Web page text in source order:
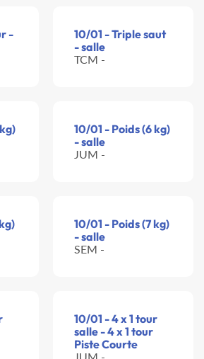
-
10/01 - Triple saut
- salle
TCM -
10/01 - Poids (6 kg)
- salle
JUM -
10/01 - Poids (7 kg)
- salle
SEM -
10/01 - 4 x 1 tour
salle - 4 x 1 tour
Piste Courte